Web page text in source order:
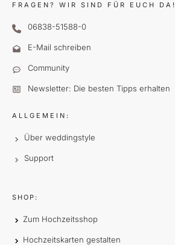
FRAGEN? WIR SIND FÜR EUCH DA!
06838-51588-0
E-Mail schreiben
Community
Newsletter: Die besten Tipps erhalten
ALLGEMEIN:
Über weddingstyle
Support
SHOP:
Zum Hochzeitsshop
Hochzeitskarten gestalten